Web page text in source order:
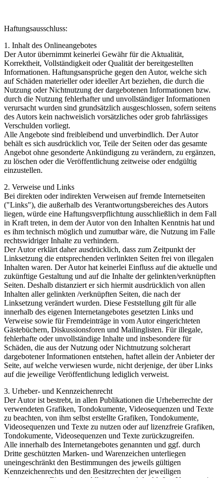
Haftungsausschluss:
1. Inhalt des Onlineangebotes
Der Autor übernimmt keinerlei Gewähr für die Aktualität,
Korrektheit, Vollständigkeit oder Qualität der bereitgestellten
Informationen. Haftungsansprüche gegen den Autor, welche sich
auf Schäden materieller oder ideeller Art beziehen, die durch die
Nutzung oder Nichtnutzung der dargebotenen Informationen bzw.
durch die Nutzung fehlerhafter und unvollständiger Informationen
verursacht wurden sind grundsätzlich ausgeschlossen, sofern seitens
des Autors kein nachweislich vorsätzliches oder grob fahrlässiges
Verschulden vorliegt.
Alle Angebote sind freibleibend und unverbindlich. Der Autor
behält es sich ausdrücklich vor, Teile der Seiten oder das gesamte
Angebot ohne gesonderte Ankündigung zu verändern, zu ergänzen,
zu löschen oder die Veröffentlichung zeitweise oder endgültig
einzustellen.
2. Verweise und Links
Bei direkten oder indirekten Verweisen auf fremde Internetseiten
("Links"), die außerhalb des Verantwortungsbereiches des Autors
liegen, würde eine Haftungsverpflichtung ausschließlich in dem Fall
in Kraft treten, in dem der Autor von den Inhalten Kenntnis hat und
es ihm technisch möglich und zumutbar wäre, die Nutzung im Falle
rechtswidriger Inhalte zu verhindern.
Der Autor erklärt daher ausdrücklich, dass zum Zeitpunkt der
Linksetzung die entsprechenden verlinkten Seiten frei von illegalen
Inhalten waren. Der Autor hat keinerlei Einfluss auf die aktuelle und
zukünftige Gestaltung und auf die Inhalte der gelinkten/verknüpften
Seiten. Deshalb distanziert er sich hiermit ausdrücklich von allen
Inhalten aller gelinkten /verknüpften Seiten, die nach der
Linksetzung verändert wurden. Diese Feststellung gilt für alle
innerhalb des eigenen Internetangebotes gesetzten Links und
Verweise sowie für Fremdeinträge in vom Autor eingerichteten
Gästebüchern, Diskussionsforen und Mailinglisten. Für illegale,
fehlerhafte oder unvollständige Inhalte und insbesondere für
Schäden, die aus der Nutzung oder Nichtnutzung solcherart
dargebotener Informationen entstehen, haftet allein der Anbieter der
Seite, auf welche verwiesen wurde, nicht derjenige, der über Links
auf die jeweilige Veröffentlichung lediglich verweist.
3. Urheber- und Kennzeichenrecht
Der Autor ist bestrebt, in allen Publikationen die Urheberrechte der
verwendeten Grafiken, Tondokumente, Videosequenzen und Texte
zu beachten, von ihm selbst erstellte Grafiken, Tondokumente,
Videosequenzen und Texte zu nutzen oder auf lizenzfreie Grafiken,
Tondokumente, Videosequenzen und Texte zurückzugreifen.
Alle innerhalb des Internetangebotes genannten und ggf. durch
Dritte geschützten Marken- und Warenzeichen unterliegen
uneingeschränkt den Bestimmungen des jeweils gültigen
Kennzeichenrechts und den Besitzrechten der jeweiligen